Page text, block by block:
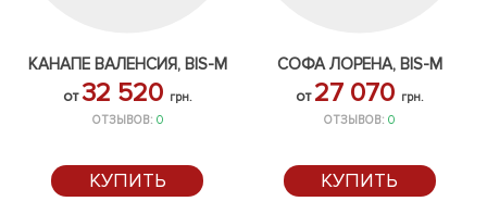
КАНАПЕ ВАЛЕНСИЯ, BIS-M
от32 520 грн.
ОТЗЫВОВ: 0
КУПИТЬ
СОФА ЛОРЕНА, BIS-M
от 27 070 грн.
ОТЗЫВОВ:0
КУПИТЬ